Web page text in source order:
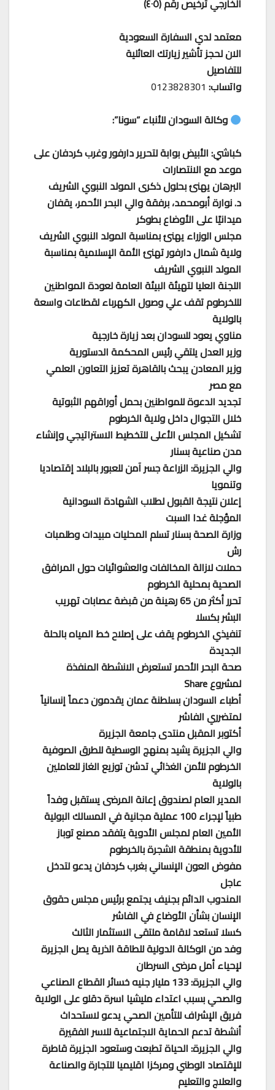
الخارجي ترخيص رقم (٤٠٥)
معتمد لدي السفارة السعودية
الان لحجز تأشير زيارتك العائلية
للتفاصيل
واتساب: 0123828301
وكالة السودان للأنباء “سونا”:
كباشي: الأبيض بوابة لتحرير دارفور وغرب كردفان على
موعد مع الانتصارات
البرهان يهنئ بحلول ذكرى المولد النبوي الشريف
د. نوارة أبومحمد، برفقة والي البحر الأحمر، يقفان
ميدانيًا على الأوضاع بطوكر
مجلس الوزراء يهنئ بمناسبة المولد النبوي الشريف
ولاية شمال دارفور تهنئ الأمة الإسلامية بمناسبة
المولد النبوي الشريف
اللجنة العليا لتهيئة البيئة العامة لعودة المواطنين
لللخرطوم تقف علي وصول الكهرباء لقطاعات واسعة
بالولاية
مناوي يعود للسودان بعد زيارة خارجية
وزير العدل يلتقي رئيس المحكمة الدستورية
وزير المعادن يبحث بالقاهرة تعزيز التعاون العلمي
مع مصر
تجديد الدعوة للمواطنين بحمل أوراقهم الثبوتية
خلال التجوال داخل ولاية الخرطوم
تشكيل المجلس الأعلى للتخطيط الاستراتيجي وإنشاء
مدن صناعية بسنار
والي الجزيرة: الزراعة جسر آمن للعبور بالبلاد إقتصاديا
وتنمويا
إعلان نتيجة القبول لطلاب الشهادة السودانية
المؤجلة غدا السبت
وزارة الصحة بسنار تسلم المحليات مبيدات وطلمبات
رش
حملات لازالة المخالفات والعشوائيات حول المرافق
الصحية بمحلية الخرطوم
تحرر أكثر من 65 رهينة من قبضة عصابات تهريب
البشر بكسلا
تنفيذي الخرطوم يقف على إصلاح خط المياه بالحلة
الجديدة
صحة البحر الأحمر تستعرض الانشطة المنفذة
لمشروع Share
أطباء السودان بسلطنة عمان يقدمون دعماً إنسانياً
لمتضرري الفاشر
أكتوبر المقبل منتدى جامعة الجزيرة
والي الجزيرة يشيد بمنهج الوسطية للطرق الصوفية
الخرطوم للأمن الغذائي تدشن توزيع الغاز للعاملين
بالولاية
المدير العام لصندوق إعانة المرضى يستقبل وفداً
طبياً لإجراء 100 عملية مجانية في المسالك البولية
الأمين العام لمجلس الأدوية يتفقد مصنع توباز
للأدوية بمنطقة الشجرة بالخرطوم
مفوض العون الإنساني بغرب كردفان يدعو لتدخل
عاجل
المندوب الدائم بجنيف يجتمع برئيس مجلس حقوق
الإنسان بشأن الأوضاع في الفاشر
كسلا تستعد لاقامة ملتقى الاستثمار الثالث
وفد من الوكالة الدولية للطاقة الذرية يصل الجزيرة
لإحياء أمل مرضى السرطان
والي الجزيرة: 133 مليار جنيه خسائر القطاع الصناعي
والصحي بسبب اعتداء مليشيا اسرة دقلو على الولاية
فريق الإشراف للتأمين الصحي يدعو لاستحداث
أنشطة تدعم الحماية الاجتماعية للاسر الفقيرة
والي الجزيرة: الحياة تطبعت وستعود الجزيرة قاطرة
للإقتصاد الوطني ومركزا اقليميا للتجارة والصناعة
والعلاج والتعليم